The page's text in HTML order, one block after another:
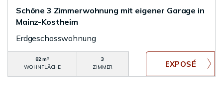
Schöne 3 Zimmerwohnung mit eigener Garage in
Mainz-Kostheim
Erdgeschosswohnung
82 m²
WOHNFLÄCHE
3
ZIMMER